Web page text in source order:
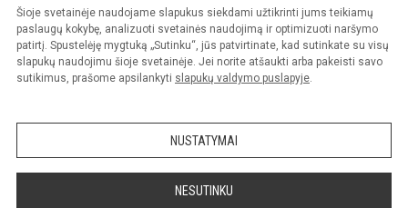
Šioje svetainėje naudojame slapukus siekdami užtikrinti jums teikiamų
paslaugų kokybę, analizuoti svetainės naudojimą ir optimizuoti naršymo
patirtį. Spustelėję mygtuką „Sutinku“, jūs patvirtinate, kad sutinkate su visų
slapukų naudojimu šioje svetainėje. Jei norite atšaukti arba pakeisti savo
sutikimus, prašome apsilankyti slapukų valdymo puslapyje.
NUSTATYMAI
NESUTINKU
© 2022. Vilniaus lopšelis darželis Naminukas. Visos teisės saugomos.
Kopijuoti turinį be raštiško darželio administracijos sutikimo griežtai draudžiama.
Prieinamumo paraiška Slapukų valdymas
Sumanus būdas atnaujinti